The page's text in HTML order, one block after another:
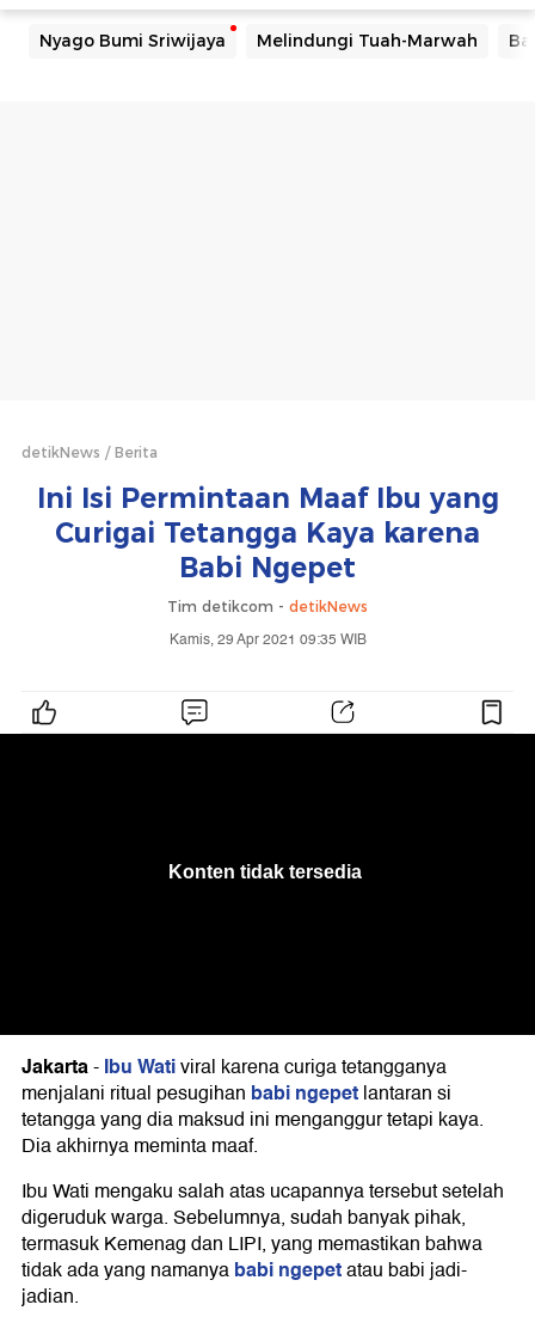
Nyago Bumi Sriwijaya Melindungi Tuah-Marwah
detikNews Berita
Ini Isi Permintaan Maaf Ibu yang
Curigai Tetangga Kaya karena
Babi Ngepet
Tim detikcom - detikNews
Kamis, 29 Apr 2021 09:35 WIB
Jakarta-Ibu Wativiral karena curiga tetangganya
menjalani ritual pesugihan babi ngepetlantaran si
tetangga yang dia maksud ini menganggur tetapi kaya.
Dia akhirnya meminta maaf.
Ibu Wati mengaku salah atas ucapannya tersebut setelah
digeruduk warga. Sebelumnya, sudah banyak pihak,
termasuk Kemenag dan LIPI, yang memastikan bahwa
tidak ada yang namanyababi ngepetatau babi jadi-
jadian.